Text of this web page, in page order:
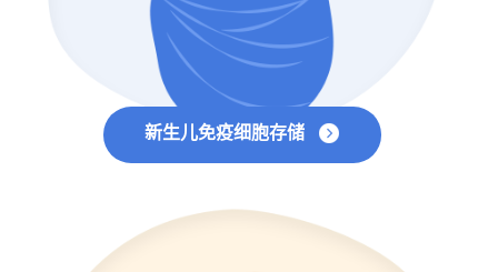
新生儿免疫细胞存储